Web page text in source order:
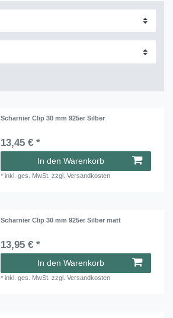
Scharnier Clip 30 mm 925er Silber
13,45 € *
In den Warenkorb
*inkl. ges. MwSt. zzgl.Versandkosten
Scharnier Clip 30 mm 925er Silber matt
13,95 € *
In den Warenkorb
*inkl. ges. MwSt. zzgl.Versandkosten